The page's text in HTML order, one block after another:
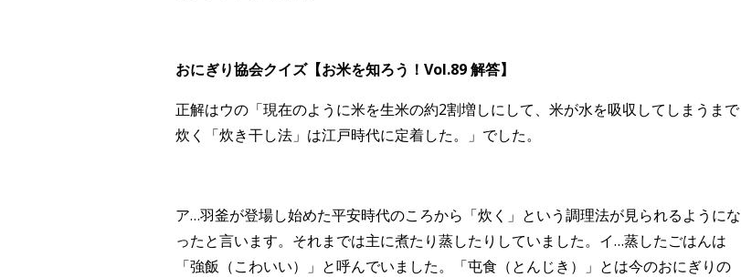
おにぎり協会クイズ【お米を知ろう！Vol.89 解答】
正解はウの「現在のように米を生米の約2割増しにして、米が水を吸収してしまうまで
炊く「炊き干し法」は江戸時代に定着した。」でした。
ア…羽釜が登場し始めた平安時代のころから「炊く」という調理法が見られるようにな
ったと言います。それまでは主に煮たり蒸したりしていました。イ…蒸したごはんは
「強飯（こわいい）」と呼んでいました。「屯食（とんじき）」とは今のおにぎりの